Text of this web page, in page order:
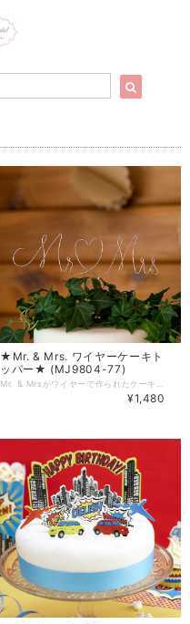
★Mr. & Mrs. ワイヤーケーキト
ッパー★ (MJ9804-77)
Mr. & Mrsがワイヤーで作られたケーキトッパー★ こちらのケーキトッパーだけでも可愛いですが、 他のケーキトッパーと合わせてみるのもオススメです♪ ■サイズ： 17.9cm (幅) x 5cm (高) 差し込みの長さと合わせて: 15.2cm (高)
¥1,480